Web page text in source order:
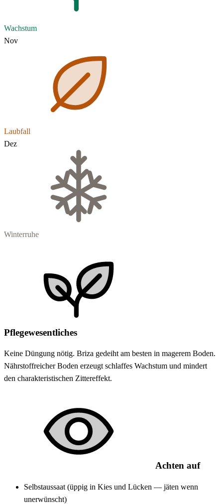
Wachstum
Nov
Laubfall
Dez
Winterruhe
Pflegewesentliches
Keine Düngung nötig. Briza gedeiht am besten in magerem Boden.
Nährstoffreicher Boden erzeugt schlaffes Wachstum und mindert
den charakteristischen Zittereffekt.
Achten auf
Selbstaussaat (üppig in Kies und Lücken — jäten wenn
unerwünscht)